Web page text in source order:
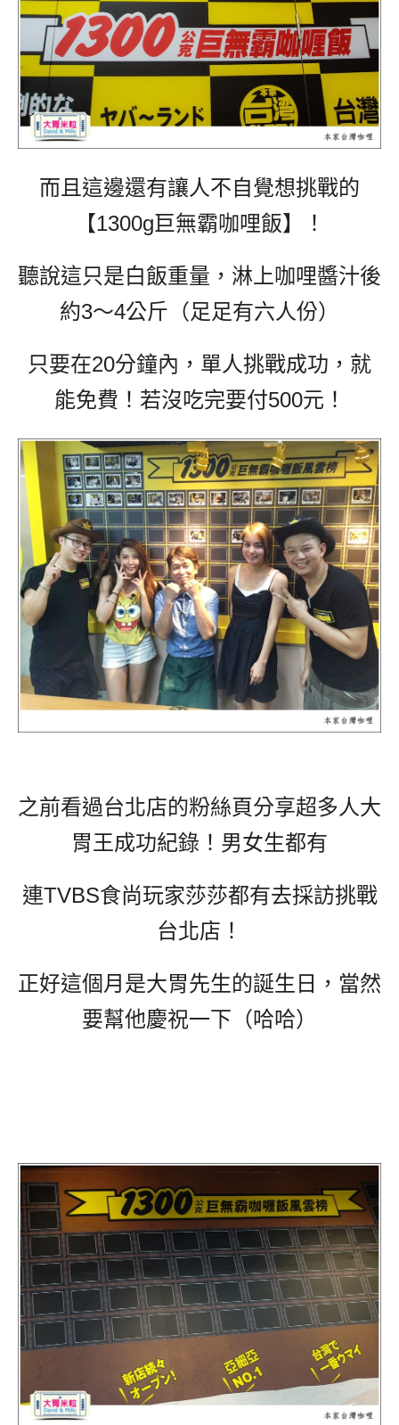
而且這邊還有讓人不自覺想挑戰的
【1300g巨無霸咖哩飯】！
聽說這只是白飯重量，淋上咖哩醬汁後
約3～4公斤（足足有六人份）
只要在20分鐘內，單人挑戰成功，就
能免費！若沒吃完要付500元！
之前看過台北店的粉絲頁分享超多人大
胃王成功紀錄！男女生都有
連TVBS食尚玩家莎莎都有去採訪挑戰
台北店！
正好這個月是大胃先生的誕生日，當然
要幫他慶祝一下（哈哈）